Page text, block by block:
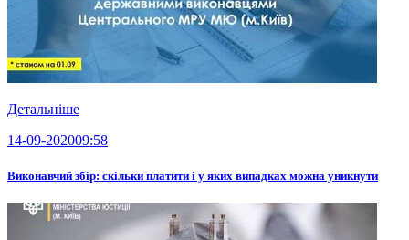
Детальніше
14-09-202009:58
Виконавчий збір: скільки платити і у яких випадках можна уникнути